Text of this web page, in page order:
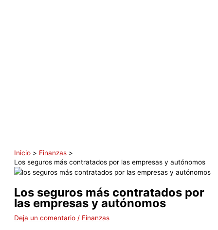
Inicio
Finanzas
Los seguros más contratados por las empresas y autónomos
Los seguros más contratados por
las empresas y autónomos
Deja un comentario / Finanzas